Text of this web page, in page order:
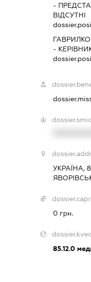
-
ВІДСУТНІ
-
УКРАЇНА,
0 грн.
85.12.0